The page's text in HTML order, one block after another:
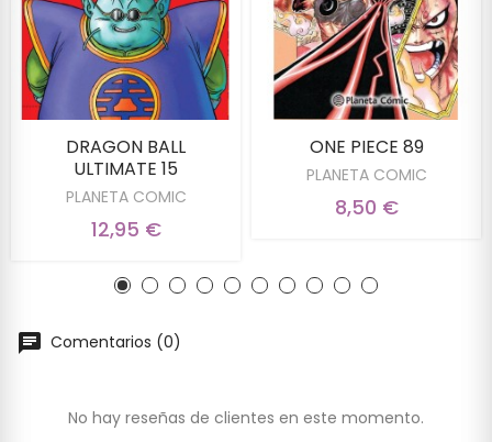
DRAGON BALL
ULTIMATE 15
PLANETA COMIC
12,95 €
ONE PIECE 89
PLANETA COMIC
8,50 €
Comentarios (0)
No hay reseñas de clientes en este momento.